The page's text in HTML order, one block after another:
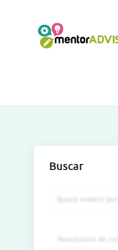
Buscar